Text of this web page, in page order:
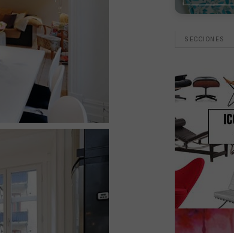
SECCIONES